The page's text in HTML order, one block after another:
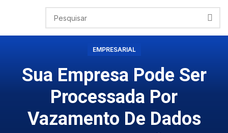
EMPRESARIAL
Sua Empresa Pode Ser
Processada Por
Vazamento De Dados